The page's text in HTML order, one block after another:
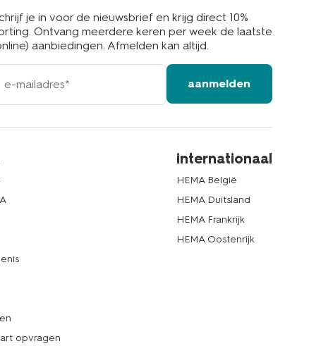
je in voor de nieuwsbrief en krijg direct 10%
Ontvang meerdere keren per week de laatste
aanbiedingen. Afmelden kan altijd.
aanmelden
opvragen
internationaal
HEMA België
HEMA Duitsland
HEMA Frankrijk
HEMA Oostenrijk